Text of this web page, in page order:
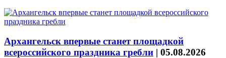
Архангельск впервые станет площадкой
всероссийского праздника гребли | 05.08.2026